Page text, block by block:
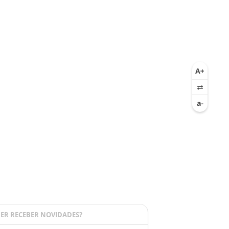
RECEBER NOVIDADES?